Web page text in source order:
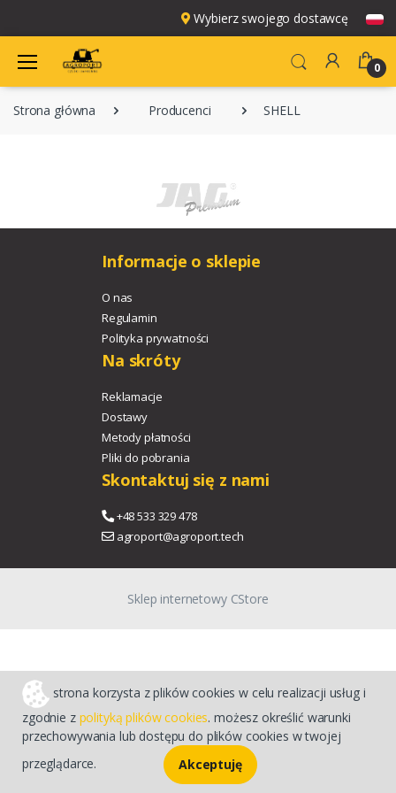
strona korzysta z plików cookies w celu realizacji usług i
zgodnie z polityką plików cookies. możesz określić warunki
przechowywania lub dostępu do plików cookies w twojej
przeglądarce.
Akceptuję
Wybierz swojego dostawcę
0
Strona główna Producenci SHELL
Informacje o sklepie
O nas
Regulamin
Polityka prywatności
Na skróty
Reklamacje
Dostawy
Metody płatności
Pliki do pobrania
Skontaktuj się z nami
+48 533 329 478
agroport@agroport.tech
Sklep internetowy CStore